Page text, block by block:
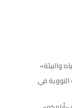
والبيئة»
في